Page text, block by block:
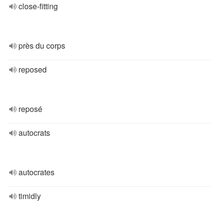
close-fitting
près du corps
reposed
reposé
autocrats
autocrates
timidly